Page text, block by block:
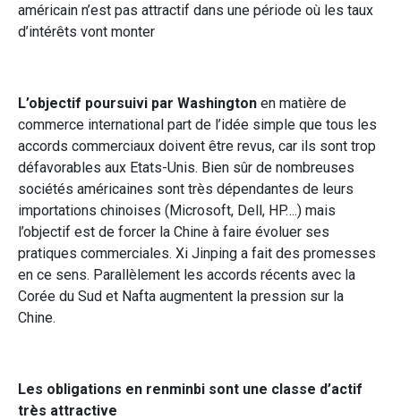
américain n’est pas attractif dans une période où les taux
d’intérêts vont monter
L’objectif poursuivi par Washington en matière de
commerce international part de l’idée simple que tous les
accords commerciaux doivent être revus, car ils sont trop
défavorables aux Etats-Unis. Bien sûr de nombreuses
sociétés américaines sont très dépendantes de leurs
importations chinoises (Microsoft, Dell, HP….) mais
l’objectif est de forcer la Chine à faire évoluer ses
pratiques commerciales. Xi Jinping a fait des promesses
en ce sens. Parallèlement les accords récents avec la
Corée du Sud et Nafta augmentent la pression sur la
Chine.
Les obligations en renminbi sont une classe d’actif
très attractive